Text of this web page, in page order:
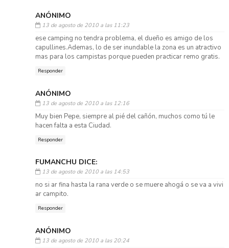
ANÓNIMO
13 de agosto de 2010 a las 11:23
ese camping no tendra problema, el dueño es amigo de los
capullines.Ademas, lo de ser inundable la zona es un atractivo
mas para los campistas porque pueden practicar remo gratis.
Responder
ANÓNIMO
13 de agosto de 2010 a las 12:16
Muy bien Pepe, siempre al pié del cañón, muchos como tú le
hacen falta a esta Ciudad.
Responder
FUMANCHU DICE:
13 de agosto de 2010 a las 14:53
no si ar fina hasta la rana verde o se muere ahogá o se va a vivi
ar campito.
Responder
ANÓNIMO
13 de agosto de 2010 a las 20:24